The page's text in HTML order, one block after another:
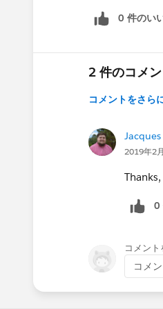
0 件のい
2 件のコメン
コメントをさら
2019年2
Thanks,
0
コメント
コメ